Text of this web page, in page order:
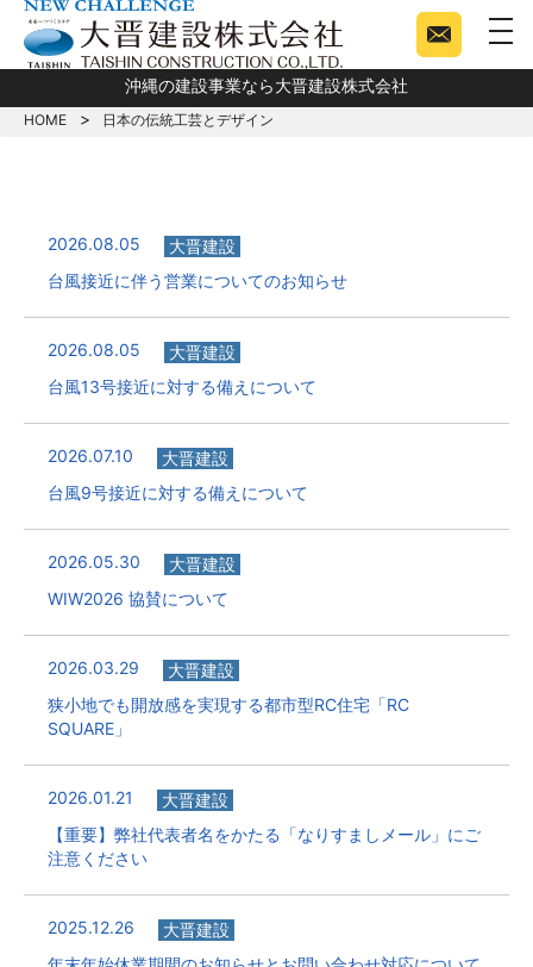
沖縄の建設事業なら大晋建設株式会社
HOME 日本の伝統工芸とデザイン
2026.08.05
大晋建設
台風接近に伴う営業についてのお知らせ
2026.08.05
大晋建設
台風13号接近に対する備えについて
2026.07.10
大晋建設
台風9号接近に対する備えについて
2026.05.30
大晋建設
WIW2026 協賛について
2026.03.29
大晋建設
狭小地でも開放感を実現する都市型RC住宅「RC
SQUARE」
2026.01.21
大晋建設
【重要】弊社代表者名をかたる「なりすましメール」にご
注意ください
2025.12.26
大晋建設